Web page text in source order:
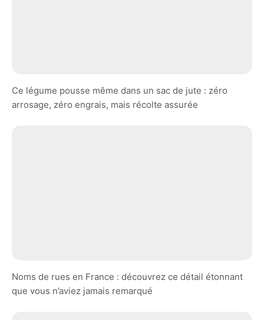
Ce légume pousse même dans un sac de jute : zéro
arrosage, zéro engrais, mais récolte assurée
Noms de rues en France : découvrez ce détail étonnant
que vous n’aviez jamais remarqué